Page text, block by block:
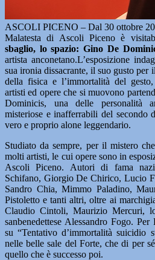
ASCOLI PICENO – Dal 30 ottobre
Malatesta di Ascoli Piceno è
sbaglio, lo spazio: Gino De
artista anconetano.L’esposizione
sua ironia dissacrante, il suo gusto per
della fisica e l’immortalità del
artisti ed opere che si muovono
Dominicis, una delle personalità
misteriose e inafferrabili del secondo
vero e proprio alone leggendario.
Studiato da sempre, per il mistero
molti artisti, le cui opere sono in
Ascoli Piceno. Autori di fama
Schifano, Giorgio De Chirico, Lucio
Sandro Chia, Mimmo Paladino,
Pistoletto e tanti altri, oltre ai
Claudio Cintoli, Maurizio Mercuri,
sanbenedettese Alessandro Fogo.
su “Tentativo d’immortalità suicidio
nelle belle sale del Forte, che di per
quello che è successo poi.